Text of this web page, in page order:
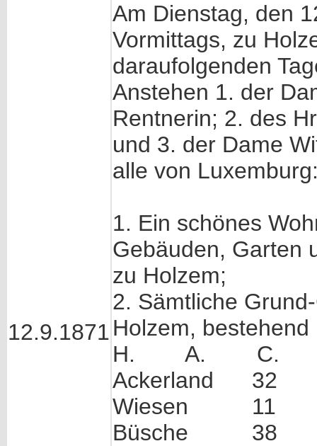
12.9.1871
Am Dienstag, den
Vormittags, zu
daraufolgenden
Anstehen 1. der
Rentnerin; 2. des
und 3. der Dame
alle von
1. Ein schönes
Gebäuden, Garten
zu Holzem;
2. Sämtliche
Holzem, bestehend
H. A. C.
Ackerland
Wiesen 11
Büsche 38